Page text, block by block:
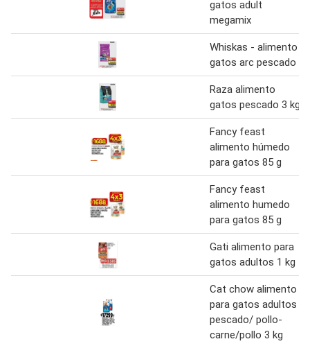
gatos adult
megamix
Whiskas - alimento
gatos arc pescado
Raza alimento
gatos pescado 3 kg
Fancy feast
alimento húmedo
para gatos 85 g
Fancy feast
alimento humedo
para gatos 85 g
Gati alimento para
gatos adultos 1 kg
Cat chow alimento
para gatos adultos
pescado/ pollo-
carne/pollo 3 kg